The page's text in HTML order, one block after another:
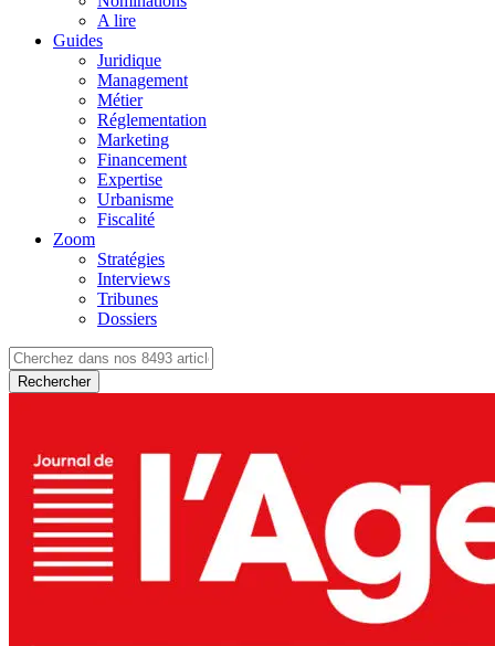
A lire
Guides
Juridique
Management
Métier
Réglementation
Marketing
Financement
Expertise
Urbanisme
Fiscalité
Zoom
Stratégies
Interviews
Tribunes
Dossiers
Rechercher